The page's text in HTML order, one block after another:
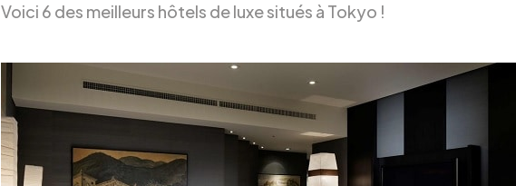
Voici 6 des meilleurs hôtels de luxe situés à Tokyo !